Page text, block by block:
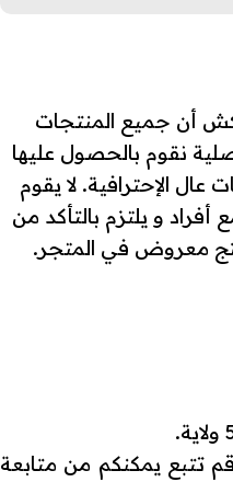
أن جميع المنتجات
نقوم بالحصول عليها
الإحترافية. لا يقوم
و يلتزم بالتأكد من
معروض في المتجر.
تتبع يمكنكم من متابعة